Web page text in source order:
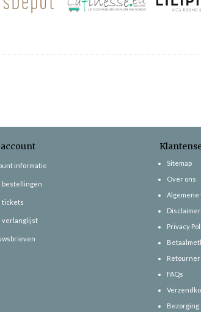
informatie
bestellingen
tickets
verlanglijst
Sitemap
Over ons
Algemene
Disclaimer
Privacy
FAQs
Bezorging